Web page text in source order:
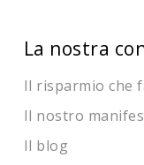
La nostra
Il risparmio che
Il nostro
Il blog